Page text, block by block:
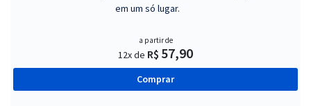
em um só lugar.
a partir de
12x de R$ 57,90
Comprar